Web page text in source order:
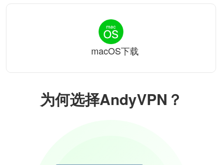
为何选择AndyVPN？
macOS下载